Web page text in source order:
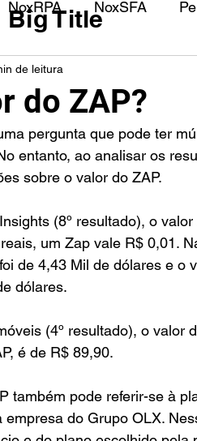
NoxRPA NoxSFA
do ZAP?
de leitura
entanto, ao analisar os
sobre o valor do ZAP.
(8º resultado), o
um Zap vale R$ 0,01.
de 4,43 Mil de dólares e o
dólares.
(4º resultado), o valor
é de R$ 89,90.
também pode referir-se à
do Grupo OLX.
Big Title